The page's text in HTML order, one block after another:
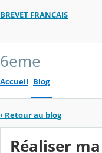
BREVET FRANCAIS
6eme
Accueil Blog
‹ Retour au blog
Réaliser